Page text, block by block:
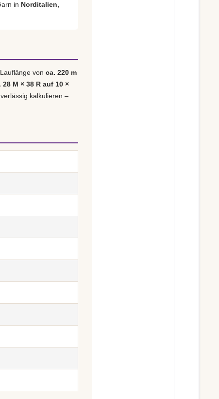
in Norditalien,
von ca. 220 m
28 M × 38 R auf 10 ×
kalkulieren –